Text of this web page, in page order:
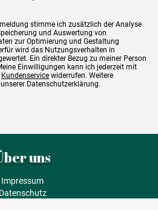
stimme ich zusätzlich der Analyse
und Auswertung von
zur Optimierung und Gestaltung
wird das Nutzungsverhalten in
Ein direkter Bezug zu meiner Person
Einwilligungen kann ich jederzeit mit
Kundenservice widerrufen. Weitere
Datenschutzerklärung.
uns
Impressum
Datenschutz